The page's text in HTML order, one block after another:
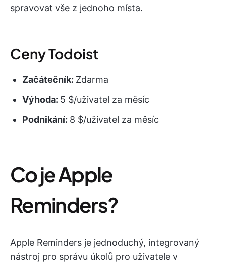
spravovat vše z jednoho místa.
Ceny Todoist
Začátečník: Zdarma
Výhoda: 5 $/uživatel za měsíc
Podnikání: 8 $/uživatel za měsíc
Co je Apple
Reminders?
Apple Reminders je jednoduchý, integrovaný
nástroj pro správu úkolů pro uživatele v